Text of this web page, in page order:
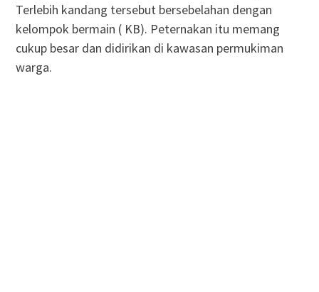
Terlebih kandang tersebut bersebelahan dengan
kelompok bermain ( KB). Peternakan itu memang
cukup besar dan didirikan di kawasan permukiman
warga.